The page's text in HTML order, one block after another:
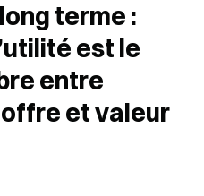
terme :
est le
entre
et valeur